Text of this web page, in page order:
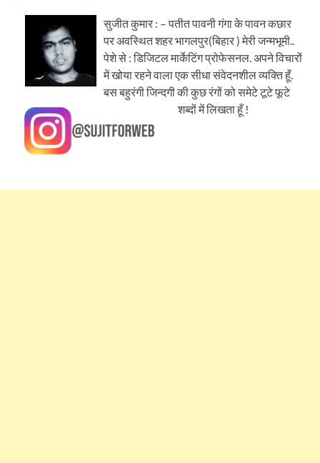
सुजीत कुमार : – पतीत पावनी गंगा के पावन कछार
पर अवस्थित शहर भागलपुर(बिहार ) मेरी जन्मभूमी..
पेशे से : डिजिटल मार्केटिंग प्रोफेसनल. अपने विचारों
में खोया रहने वाला एक सीधा संवेदनशील व्यक्ति हूँ.
बस बहुरंगी जिन्दगी की कुछ रंगों को समेटे टूटे फूटे
शब्दों में लिखता हूँ !